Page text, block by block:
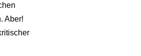
Aber!